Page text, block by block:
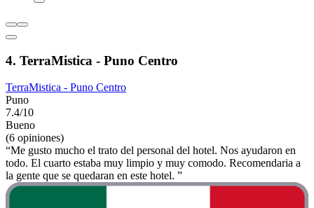
4. TerraMistica - Puno Centro
TerraMistica - Puno Centro
Puno
7.4/10
Bueno
(6 opiniones)
“Me gusto mucho el trato del personal del hotel. Nos ayudaron en
todo. El cuarto estaba muy limpio y muy comodo. Recomendaria a
la gente que se quedaran en este hotel. ”